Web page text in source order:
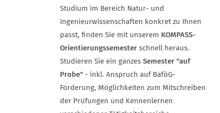
Studium im Bereich Natur- und
Ingenieurwissenschaften konkret zu Ihnen
passt, finden Sie mit unserem KOMPASS-
Orientierungssemester schnell heraus.
Studieren Sie ein ganzes Semester "auf
Probe" - inkl. Anspruch auf BaföG-
Förderung, Möglichkeiten zum Mitschreiben
der Prüfungen und Kennenlernen